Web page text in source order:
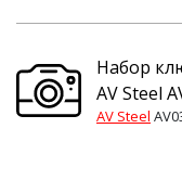
Набор
AV Steel
AV Steel